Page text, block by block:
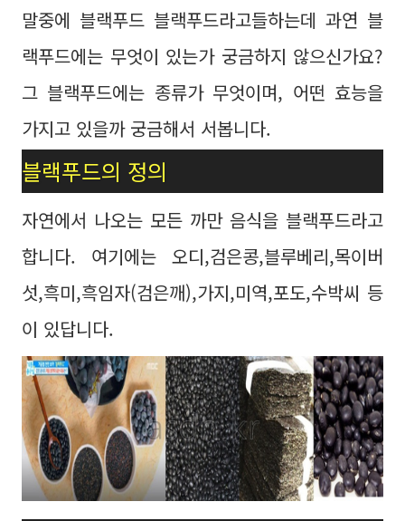
말중에 블랙푸드 블랙푸드라고들하는데 과연 블
랙푸드에는 무엇이 있는가 궁금하지 않으신가요?
그 블랙푸드에는 종류가 무엇이며, 어떤 효능을
가지고 있을까 궁금해서 서봅니다.
블랙푸드의 정의
자연에서 나오는 모든 까만 음식을 블랙푸드라고
합니다. 여기에는 오디,검은콩,블루베리,목이버
섯,흑미,흑임자(검은깨),가지,미역,포도,수박씨 등
이 있답니다.